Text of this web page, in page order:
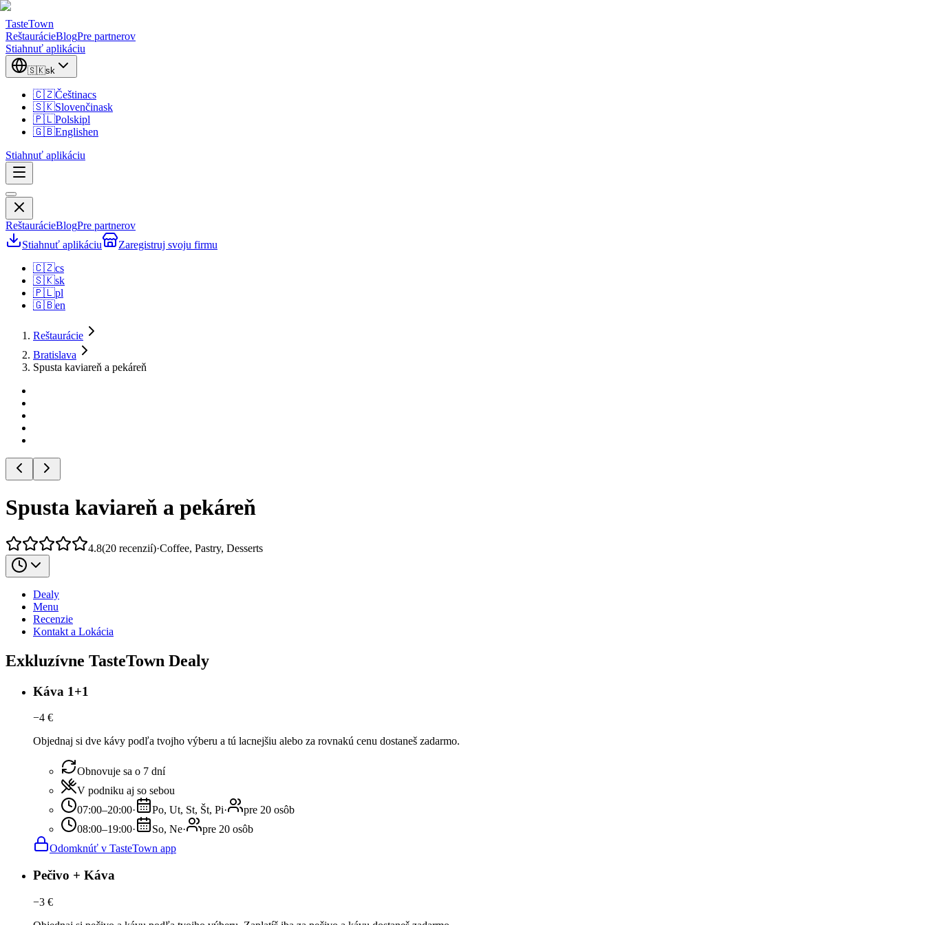
TasteTown
ReštaurácieBlogPre partnerov
Stiahnuť aplikáciu
🇸🇰sk
🇨🇿Češtinacs
🇸🇰Slovenčinask
🇵🇱Polskipl
🇬🇧Englishen
Stiahnuť aplikáciu
ReštaurácieBlogPre partnerov
Stiahnuť aplikáciu
Zaregistruj svoju firmu
🇨🇿cs
🇸🇰sk
🇵🇱pl
🇬🇧en
Reštaurácie
Bratislava
Spusta kaviareň a pekáreň
Spusta kaviareň a pekáreň
4.8(20 recenzií)·Coffee, Pastry, Desserts
Dealy
Menu
Recenzie
Kontakt a Lokácia
Exkluzívne TasteTown Dealy
Káva 1+1
−4 €
Objednaj si dve kávy podľa tvojho výberu a tú lacnejšiu alebo za rovnakú cenu dostaneš zadarmo.
Obnovuje sa o 7 dní
V podniku aj so sebou
07:00–20:00· Po, Ut, St, Št, Pi·
pre 20 osôb
08:00–19:00· So, Ne·
pre 20 osôb
Odomknúť v TasteTown app
Pečivo + Káva
−3 €